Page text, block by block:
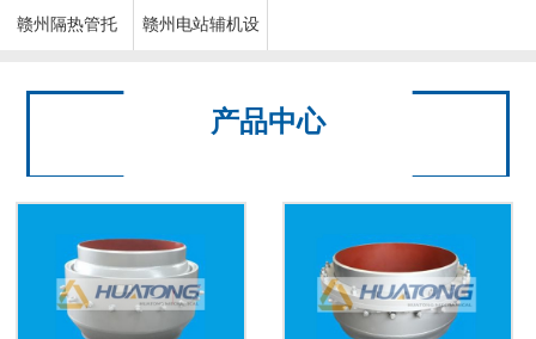
赣州隔热管托 赣州电站辅机设
产品中心